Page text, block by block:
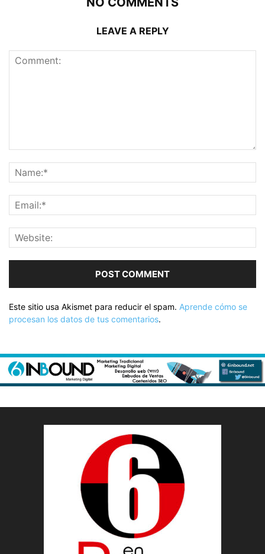
LEAVE A REPLY
Este sitio usa Akismet para reducir el spam. Aprende cómo se
procesan los datos de tus comentarios.